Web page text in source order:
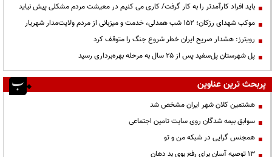
باید افراد کارآمدتر را به کار گرفت/ کاری می کنیم در معیشت مردم مشکلی پیش نیاید
موکب شهدای رزکان؛ ۱۵۲ شب همدلی، خدمت و میزبانی از مردم ولایت‌مدار شهریار
رویترز: هشدار صریح ایران خطر شروع جنگ را متوقف کرد
پل شهرستان پل‌سفید پس از ۲۵ سال به مرحله بهره‌برداری رسید
پربحث ترین عناوین
هشتمین کلان شهر ایران مشخص شد
سوابق بیمه شدگان روی سایت تامین اجتماعی
همجنس گرایی در شبکه من و تو
13 توصیه آسان برای رفع بوی بد دهان